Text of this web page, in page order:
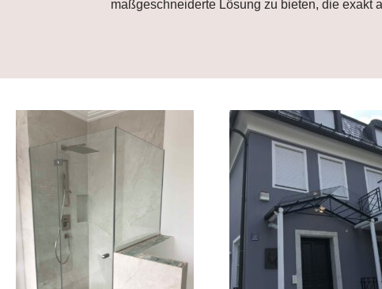
maßgeschneiderte Lösung zu bieten, die exakt